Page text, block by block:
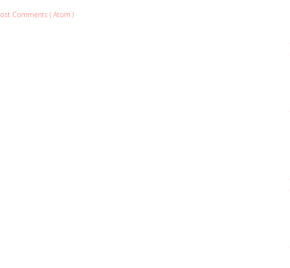
Comments ( Atom )